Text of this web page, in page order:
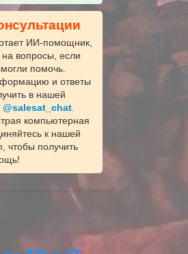
ИИ‑помощник,
на вопросы, если
помочь.
и ответы
в нашей
@salesat_chat.
компьютерная
к нашей
чтобы получить